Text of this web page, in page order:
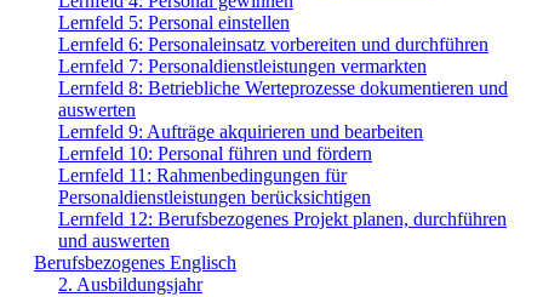
Lernfeld 5: Personal einstellen
Lernfeld 6: Personaleinsatz vorbereiten und durchführen
Lernfeld 7: Personaldienstleistungen vermarkten
Lernfeld 8: Betriebliche Werteprozesse dokumentieren und
auswerten
Lernfeld 9: Aufträge akquirieren und bearbeiten
Lernfeld 10: Personal führen und fördern
Lernfeld 11: Rahmenbedingungen für
Personaldienstleistungen berücksichtigen
Lernfeld 12: Berufsbezogenes Projekt planen, durchführen
und auswerten
Berufsbezogenes Englisch
2. Ausbildungsjahr